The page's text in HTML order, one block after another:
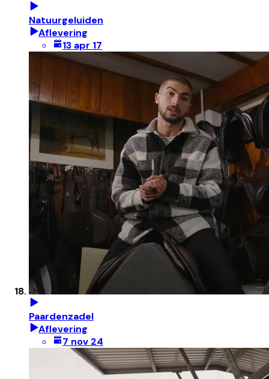
Natuurgeluiden
Aflevering
13 apr 17
Paardenzadel
Aflevering
7 nov 24